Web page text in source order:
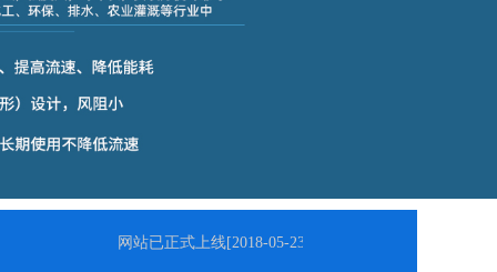
网站已正式上线[2018-05-23]